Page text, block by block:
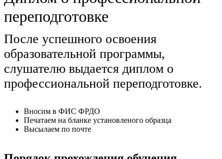
переподготовке
После успешного освоения
образовательной программы,
слушателю выдается диплом о
профессиональной переподготовке.
Вносим в ФИС ФРДО
Печатаем на бланке установленого образца
Высылаем по почте